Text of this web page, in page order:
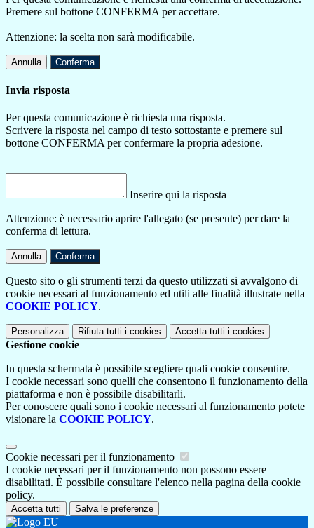
Premere sul bottone CONFERMA per accettare.
Attenzione: la scelta non sarà modificabile.
Annulla Conferma
Invia risposta
Per questa comunicazione è richiesta una risposta.
Scrivere la risposta nel campo di testo sottostante e premere sul
bottone CONFERMA per confermare la propria adesione.
Inserire qui la risposta
Attenzione: è necessario aprire l'allegato (se presente) per dare la
conferma di lettura.
Annulla Conferma
Questo sito o gli strumenti terzi da questo utilizzati si avvalgono di
cookie necessari al funzionamento ed utili alle finalità illustrate nella
COOKIE POLICY.
Personalizza Rifiuta tutti i cookies Accetta tutti i cookies
Gestione cookie
In questa schermata è possibile scegliere quali cookie consentire.
I cookie necessari sono quelli che consentono il funzionamento della
piattaforma e non è possibile disabilitarli.
Per conoscere quali sono i cookie necessari al funzionamento potete
visionare la COOKIE POLICY.
Cookie necessari per il funzionamento
I cookie necessari per il funzionamento non possono essere
disabilitati. È possibile consultare l'elenco nella pagina della cookie
policy.
Accetta tutti Salva le preferenze